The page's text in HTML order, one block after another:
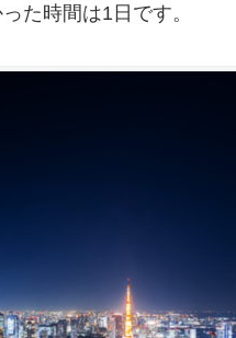
た時間は1日です。